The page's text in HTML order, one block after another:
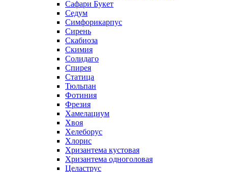
Сафари Букет
Седум
Симфорикарпус
Сирень
Скабиоза
Скимия
Солидаго
Спирея
Статица
Тюльпан
Фотиния
Фрезия
Хамелациум
Хвоя
Хелеборус
Хлорис
Хризантема кустовая
Хризантема одноголовая
Целаструс